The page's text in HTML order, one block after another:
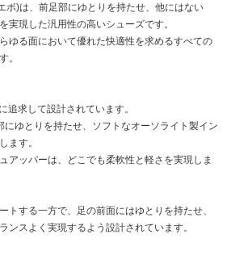
ボ)は、前足部にゆとりを持たせ、他にはない
実現した汎用性の高いシューズです。
ゆる面において優れた快適性を求めるすべての
。
追求して設計されています。
ゆとりを持たせ、ソフトなオーソライト製イン
ます。
アッパーは、どこでも柔軟性と軽さを実現しま
トする一方で、足の前面にはゆとりを持たせ、
ンスよく実現するよう設計されています。